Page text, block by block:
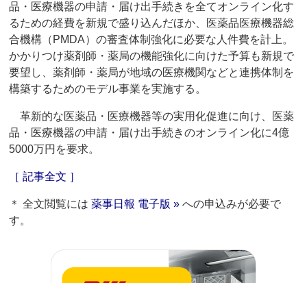
品・医療機器の申請・届け出手続きを全てオンライン化す
るための経費を新規で盛り込んだほか、医薬品医療機器総
合機構（PMDA）の審査体制強化に必要な人件費を計上。
かかりつけ薬剤師・薬局の機能強化に向けた予算も新規で
要望し、薬剤師・薬局が地域の医療機関などと連携体制を
構築するためのモデル事業を実施する。
革新的な医薬品・医療機器等の実用化促進に向け、医薬
品・医療機器の申請・届け出手続きのオンライン化に4億
5000万円を要求。
［ 記事全文 ］
＊ 全文閲覧には薬事日報 電子版 » への申込みが必要で
す。